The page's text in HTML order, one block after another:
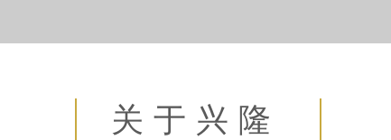
关于兴隆